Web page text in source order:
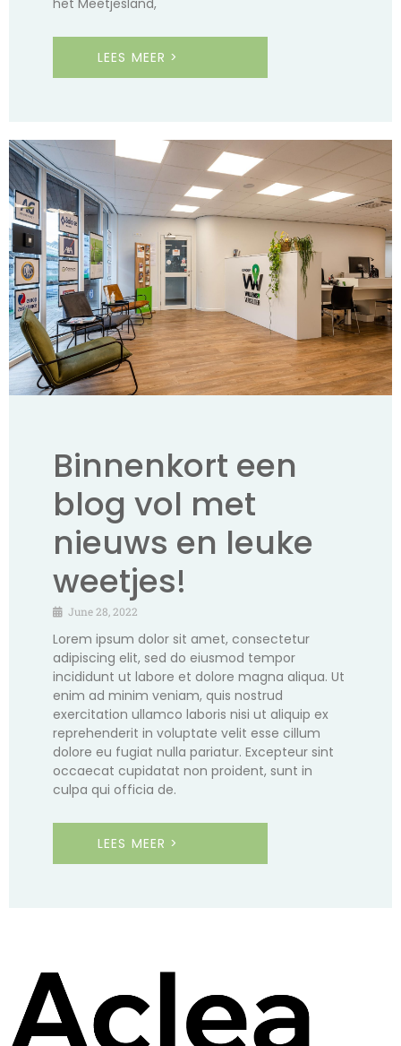
LEES MEER >
Binnenkort een
blog vol met
nieuws en leuke
weetjes!
June 28, 2022
Lorem ipsum dolor sit amet, consectetur
adipiscing elit, sed do eiusmod tempor
incididunt ut labore et dolore magna aliqua. Ut
enim ad minim veniam, quis nostrud
exercitation ullamco laboris nisi ut aliquip ex
reprehenderit in voluptate velit esse cillum
dolore eu fugiat nulla pariatur. Excepteur sint
occaecat cupidatat non proident, sunt in
culpa qui officia de.
LEES MEER >